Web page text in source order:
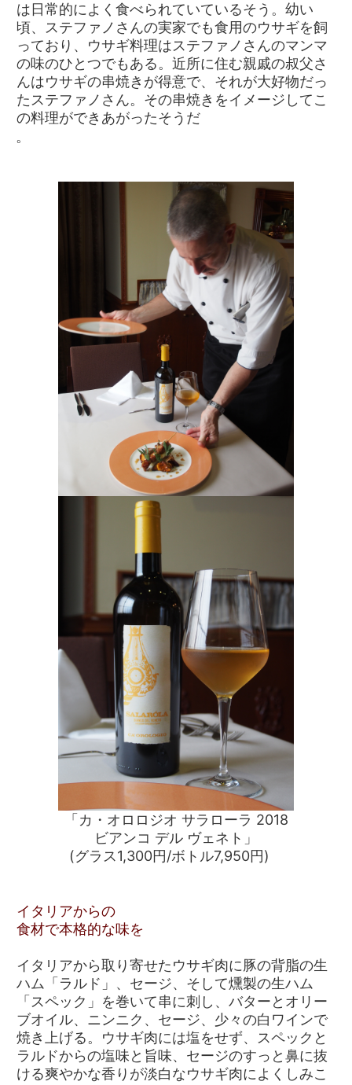
は日常的によく食べられていているそう。幼い
頃、ステファノさんの実家でも食用のウサギを飼
っており、ウサギ料理はステファノさんのマンマ
の味のひとつでもある。近所に住む親戚の叔父さ
んはウサギの串焼きが得意で、それが大好物だっ
たステファノさん。その串焼きをイメージしてこ
の料理ができあがったそうだ
。
「カ・オロロジオ サラローラ 2018
ビアンコ デル ヴェネト」
(グラス1,300円/ボトル7,950円)
イタリアからの
食材で本格的な味を
イタリアから取り寄せたウサギ肉に豚の背脂の生
ハム「ラルド」、セージ、そして燻製の生ハム
「スペック」を巻いて串に刺し、バターとオリー
ブオイル、ニンニク、セージ、少々の白ワインで
焼き上げる。ウサギ肉には塩をせず、スペックと
ラルドからの塩味と旨味、セージのすっと鼻に抜
ける爽やかな香りが淡白なウサギ肉によくしみこ